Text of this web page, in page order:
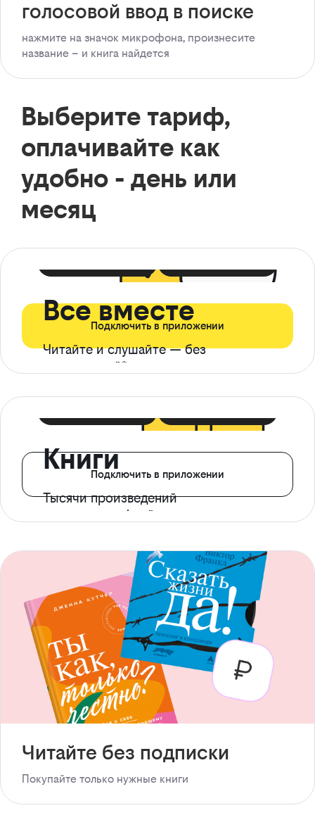
голосовой ввод в поиске
нажмите на значок микрофона, произнесите
название – и книга найдется
Выберите тариф,
оплачивайте как
удобно - день или
месяц
Все вместе
Читайте и слушайте — без
ограничений*
Подключить в приложении
Книги
Тысячи произведений
с доступом офлайн
Подключить в приложении
Читайте без подписки
Покупайте только нужные книги